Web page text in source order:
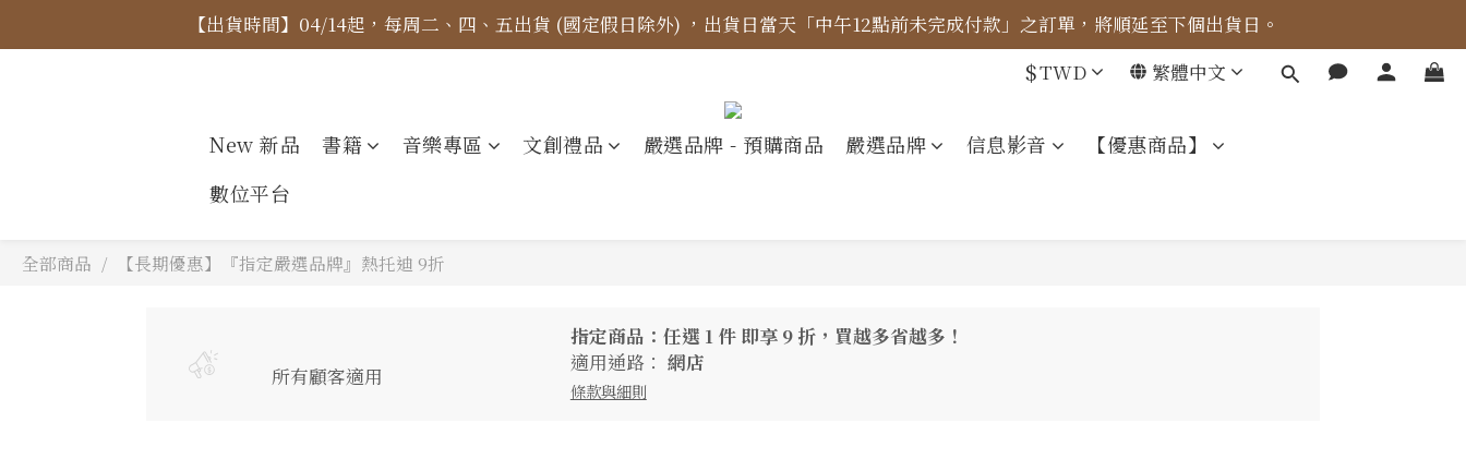
【價格標示更新】異象出版品-價格標示更新為原價，折扣一律購物車計算。
【出貨時間】04/14起，每周二、四、五出貨 (國定假日除外) ，出貨日當天「中午12點前未完成付款」之訂單，將順延至下個出貨日。
【價格標示更新】異象出版品-價格標示更新為原價，折扣一律購物車計算。
$TWD 繁體中文
New 新品 書籍 音樂專區 文創禮品 嚴選品牌 - 預購商品 嚴選品牌 信息影音
【優惠商品】
數位平台
全部商品 【長期優惠】『指定嚴選品牌』熱托迪 9折
所有顧客適用
指定商品：任選 1 件 即享 9 折，買越多省越多！
適用通路： 網店
條款與細則